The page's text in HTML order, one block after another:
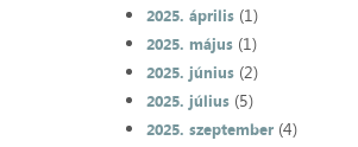
2025. április(1)
2025. május(1)
2025. június(2)
2025. július(5)
2025. szeptember(4)